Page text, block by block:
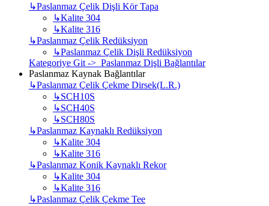
↳Paslanmaz Çelik Dişli Kör Tapa
↳Kalite 304
↳Kalite 316
↳Paslanmaz Çelik Redüksiyon
↳Paslanmaz Çelik Dişli Redüksiyon
Kategoriye Git -> Paslanmaz Dişli Bağlantılar
Paslanmaz Kaynak Bağlantılar
↳Paslanmaz Çelik Çekme Dirsek(L.R.)
↳SCH10S
↳SCH40S
↳SCH80S
↳Paslanmaz Kaynaklı Redüksiyon
↳Kalite 304
↳Kalite 316
↳Paslanmaz Konik Kaynaklı Rekor
↳Kalite 304
↳Kalite 316
↳Paslanmaz Çelik Çekme Tee